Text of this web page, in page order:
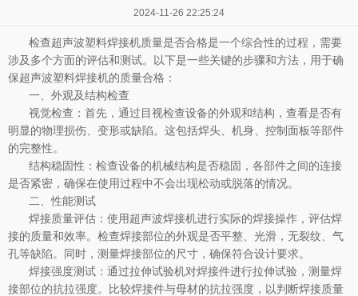
2024-11-26 22:25:24
检查超声波塑料焊接机质量是否合格是一个综合性的过程，需要
涉及多个方面的评估和测试。以下是一些关键的步骤和方法，用于确
保超声波塑料焊接机的质量合格：
一、外观及结构检查
视觉检查：首先，通过目视检查设备的外观和结构，查看是否有
明显的物理损伤、变形或缺陷。这包括焊头、机身、控制面板等部件
的完整性。
结构稳固性：检查设备的机械结构是否稳固，各部件之间的连接
是否紧密，确保在使用过程中不会出现松动或脱落的情况。
二、性能测试
焊接质量评估：使用超声波焊接机进行实际的焊接操作，评估焊
接的质量和效率。检查焊接部位的外观是否平整、光滑，无裂纹、气
孔等缺陷。同时，测量焊接部位的尺寸，确保符合设计要求。
焊接强度测试：通过拉伸试验机对焊接件进行拉伸试验，测量焊
接部位的抗拉强度。比较焊接件与母材的抗拉强度，以判断焊接质量